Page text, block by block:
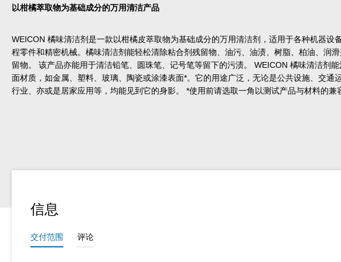
以柑橘萃取物为基础成分的万用清洁产品
WEICON 橘味清洁剂是一款以柑橘皮萃取物为基础成分的万用清洁剂，适用于各种机器设
程零件和精密机械。橘味清洁剂能轻松清除粘合剂残留物、油污、油渍、树脂、柏油、润
留物。 该产品亦能用于清洁铅笔、圆珠笔、记号笔等留下的污渍。 WEICON 橘味清洁剂
面材质，如金属、塑料、玻璃、陶瓷或涂漆表面*。它的用途广泛，无论是公共设施、交通
行业、亦或是居家应用等，均能见到它的身影。 *使用前请选取一角以测试产品与材料的兼
信息
交付范围 评论